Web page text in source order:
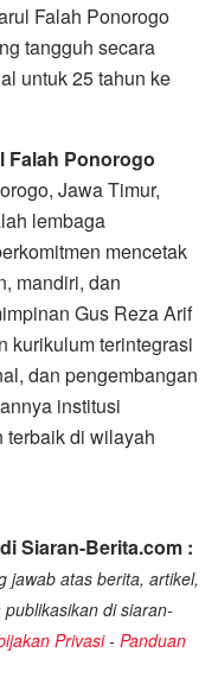
Falah Ponorogo
tangguh secara
untuk 25 tahun ke
Falah Ponorogo
Jawa Timur,
lembaga
mencetak
mandiri, dan
Gus Reza Arif
kurikulum terintegrasi
dan pengembangan
institusi
terbaik di wilayah
Siaran-Berita.com :
jawab atas berita, artikel,
di siaran-
Privasi- Panduan